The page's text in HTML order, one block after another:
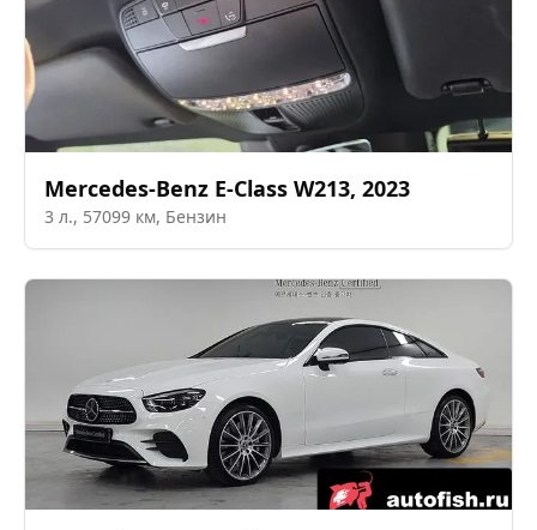
Mercedes-Benz E-Class W213, 2023
3 л., 57099 км, Бензин